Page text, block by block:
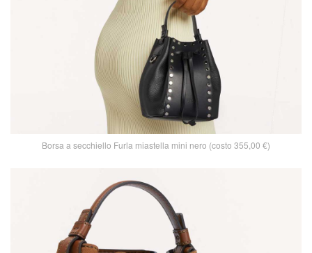
Borsa a secchiello Furla miastella mini nero (costo 355,00 €)